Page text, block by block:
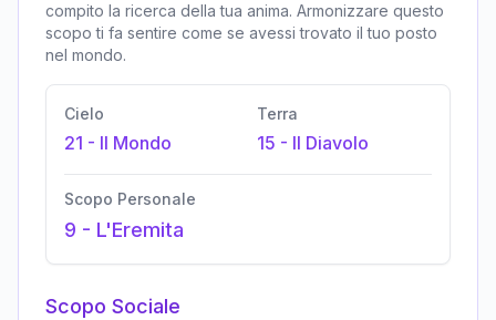
compito la ricerca della tua anima. Armonizzare questo
scopo ti fa sentire come se avessi trovato il tuo posto
nel mondo.
Cielo
21 - Il Mondo
Terra
15 - Il Diavolo
Scopo Personale
9 - L'Eremita
Scopo Sociale